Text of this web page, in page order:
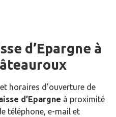
d’Epargne à
horaires d’ouverture de
d’Epargne à proximité
téléphone, e-mail et